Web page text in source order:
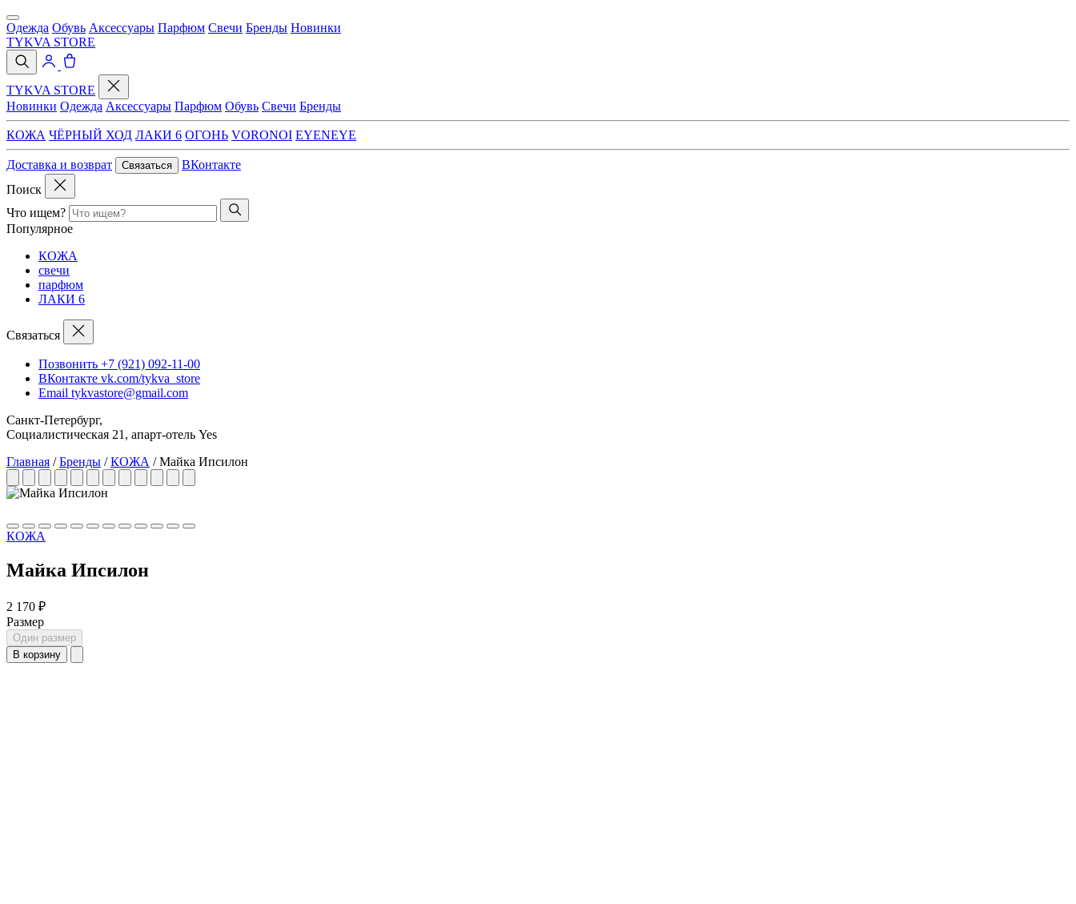
Одежда Обувь Аксессуары Парфюм Свечи Бренды Новинки
TYKVA STORE
TYKVA STORE
Новинки Одежда Аксессуары Парфюм Обувь Свечи Бренды
КОЖА ЧЁРНЫЙ ХОД ЛАКИ 6 ОГОНЬ VORONOI EYENEYE
Доставка и возврат Связаться
ВКонтакте
Поиск
Что ищем?
Популярное
КОЖА
свечи
парфюм
ЛАКИ 6
Связаться
Позвонить +7 (921) 092-11-00
ВКонтакте vk.com/tykva_store
Email tykvastore@gmail.com
Санкт-Петербург,
Социалистическая 21, апарт-отель Yes
Главная / Бренды / КОЖА / Майка Ипсилон
КОЖА
Майка Ипсилон
2 170 ₽
Размер
Один размер
В корзину